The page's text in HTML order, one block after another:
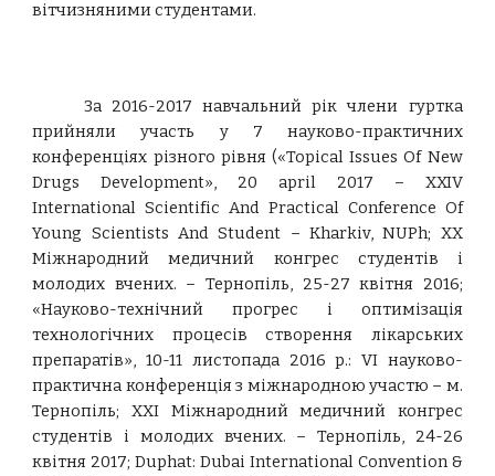
вітчизняними студентами.
За 2016-2017 навчальний рік члени гуртка
прийняли участь у 7 науково-практичних
конференціях різного рівня («Topical Issues Of New
Drugs Development», 20 april 2017 – XXIV
International Scientific And Practical Conference Of
Young Scientists And Student – Kharkiv, NUPh; XX
Міжнародний медичний конгрес студентів і
молодих вчених. – Тернопіль, 25-27 квітня 2016;
«Науково-технічний прогрес і оптимізація
технологічних процесів створення лікарських
препаратів», 10-11 листопада 2016 р.: VI науково-
практична конференція з міжнародною участю – м.
Тернопіль; XXІ Міжнародний медичний конгрес
студентів і молодих вчених. – Тернопіль, 24-26
квітня 2017; Duphat: Dubai International Convention &